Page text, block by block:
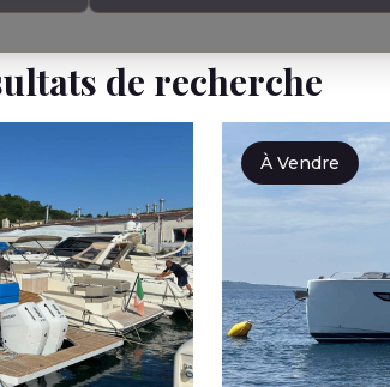
de recherche
À Vendre